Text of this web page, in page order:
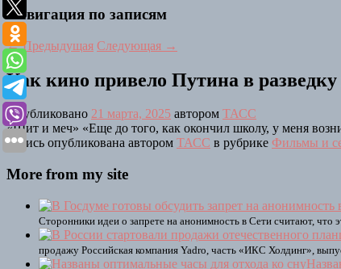
Навигация по записям
←Предыдущая Следующая →
Как кино привело Путина в
Опубликовано 21 марта, 2025 автором ТАСС
«Щит и меч» «Еще до того, как окончил школу, у меня
Запись опубликована автором ТАСС в рубрике Фильмы и
More from my site
Сторонники идеи о запрете на анонимность в Сети считают,
продажу Российская компания Yadro, часть «ИКС Холдинг»,